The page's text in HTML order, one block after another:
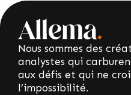
Nous sommes des
analystes qui
aux défis et qui ne
l’impossibilité.